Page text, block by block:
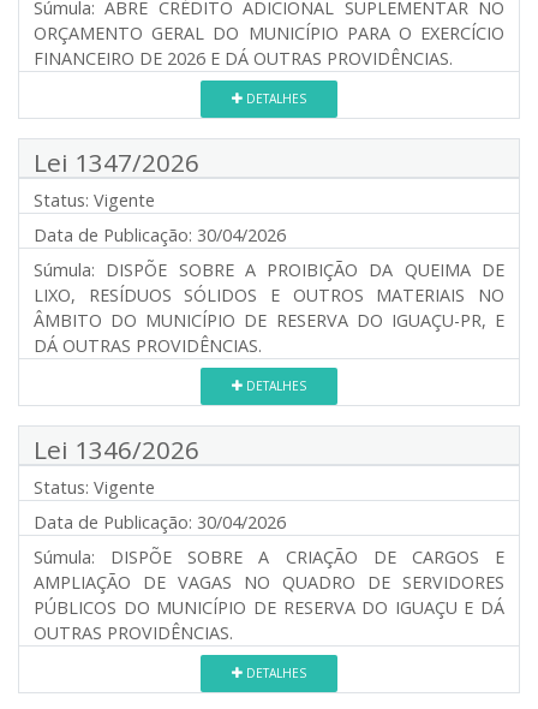
Súmula: ABRE CRÉDITO ADICIONAL SUPLEMENTAR NO
ORÇAMENTO GERAL DO MUNICÍPIO PARA O EXERCÍCIO
FINANCEIRO DE 2026 E DÁ OUTRAS PROVIDÊNCIAS.
DETALHES
Lei 1347/2026
Status: Vigente
Data de Publicação: 30/04/2026
Súmula: DISPÕE SOBRE A PROIBIÇÃO DA QUEIMA DE
LIXO, RESÍDUOS SÓLIDOS E OUTROS MATERIAIS NO
ÂMBITO DO MUNICÍPIO DE RESERVA DO IGUAÇU-PR, E
DÁ OUTRAS PROVIDÊNCIAS.
DETALHES
Lei 1346/2026
Status: Vigente
Data de Publicação: 30/04/2026
Súmula: DISPÕE SOBRE A CRIAÇÃO DE CARGOS E
AMPLIAÇÃO DE VAGAS NO QUADRO DE SERVIDORES
PÚBLICOS DO MUNICÍPIO DE RESERVA DO IGUAÇU E DÁ
OUTRAS PROVIDÊNCIAS.
DETALHES